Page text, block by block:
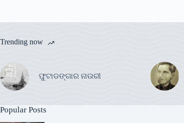
Trending now
ଫୁଟାଡଙ୍ଗାର ନାଉରୀ
Popular Posts